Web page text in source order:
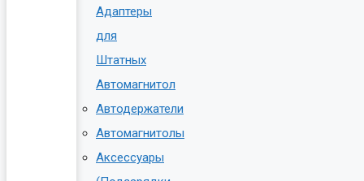
Адаптеры
для
Штатных
Автомагнитол
Автодержатели
Автомагнитолы
Аксессуары